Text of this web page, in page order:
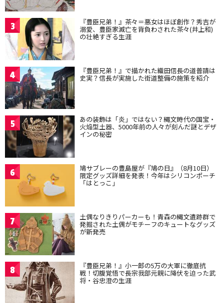
3 『豊臣兄弟！』茶々＝悪女はほぼ創作？秀吉が
溺愛、豊臣家滅亡を背負わされた茶々(井上和)
の壮絶すぎる生涯
4 『豊臣兄弟！』で描かれた織田信長の道普請は
史実？信長が実施した街道整備の施策を紹介
5 あの装飾は「炎」ではない？縄文時代の国宝・
火焔型土器、5000年前の人々が刻んだ謎とデザ
インの秘密
6 鳩サブレーの豊島屋が『鳩の日』（8月10日）
限定グッズ詳細を発表！今年はシリコンポーチ
「はとっこ」
7 土偶なりきりパーカーも！青森の縄文遺跡群で
発掘された土偶がモチーフのキュートなグッズ
が新発売
8 『豊臣兄弟！』小一郎の5万の大軍に徹底抗
戦！切腹覚悟で長宗我部元親に降伏を迫った武
将・谷忠澄の生涯